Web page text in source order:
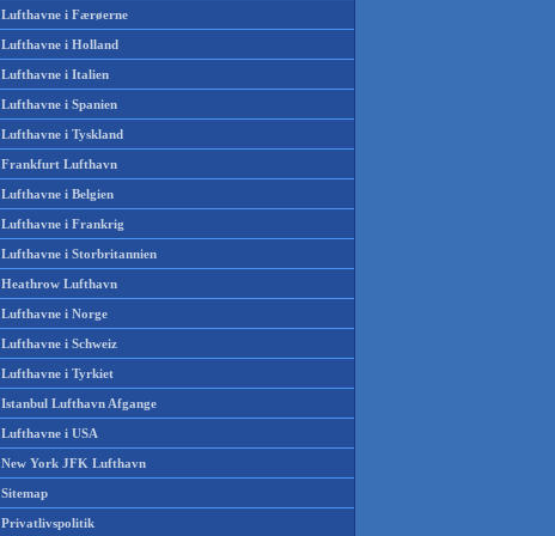
Lufthavne i Færøerne
Lufthavne i Holland
Lufthavne i Italien
Lufthavne i Spanien
Lufthavne i Tyskland
Frankfurt Lufthavn
Lufthavne i Belgien
Lufthavne i Frankrig
Lufthavne i Storbritannien
Heathrow Lufthavn
Lufthavne i Norge
Lufthavne i Schweiz
Lufthavne i Tyrkiet
Istanbul Lufthavn Afgange
Lufthavne i USA
New York JFK Lufthavn
Sitemap
Privatlivspolitik